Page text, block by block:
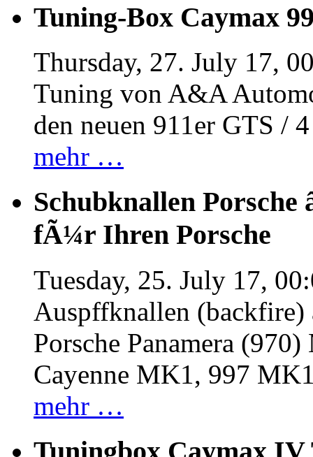
Tuning-Box Caymax
Thursday, 27. July 17,
Tuning von A&A
den neuen 911er GTS /
mehr …
Schubknallen Porsche
fÃ¼r Ihren Porsche
Tuesday, 25. July 17,
Auspffknallen
Porsche Panamera
Cayenne MK1, 997
mehr …